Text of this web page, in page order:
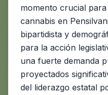
momento crucial
cannabis en
bipartidista y
para la acción
una fuerte demanda
proyectados
del liderazgo estatal